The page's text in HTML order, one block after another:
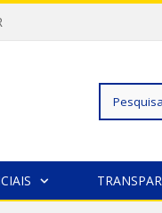
Pesquisar